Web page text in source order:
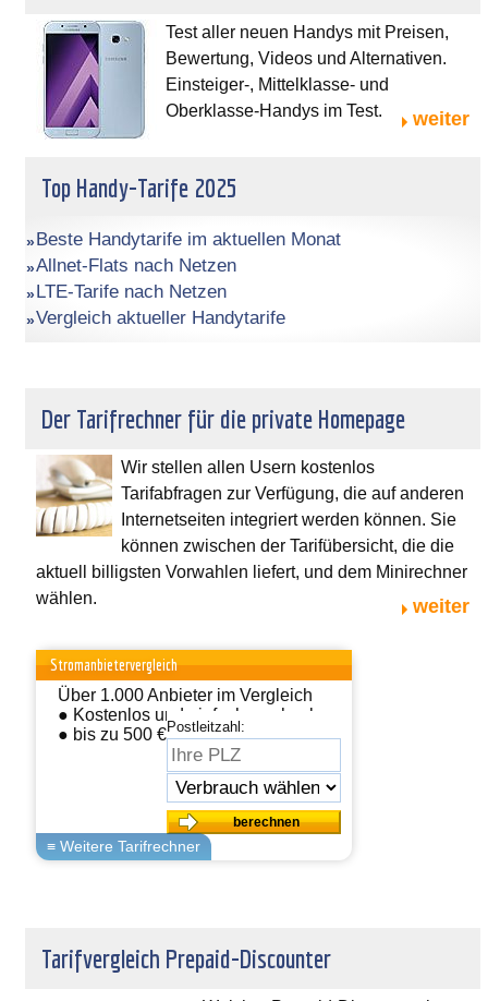
Test aller neuen Handys mit Preisen,
Bewertung, Videos und Alternativen.
Einsteiger-, Mittelklasse- und
Oberklasse-Handys im Test.
weiter
Top Handy-Tarife 2025
Beste Handytarife im aktuellen Monat
Allnet-Flats nach Netzen
LTE-Tarife nach Netzen
Vergleich aktueller Handytarife
Der Tarifrechner für die private Homepage
Wir stellen allen Usern kostenlos
Tarifabfragen zur Verfügung, die auf anderen
Internetseiten integriert werden können. Sie
können zwischen der Tarifübersicht, die die
aktuell billigsten Vorwahlen liefert, und dem Minirechner
wählen.
weiter
Stromanbietervergleich
Über 1.000 Anbieter im Vergleich
● Kostenlos und einfach wechseln
● bis zu 500 € sparen
Postleitzahl:
Tarifvergleich Prepaid-Discounter